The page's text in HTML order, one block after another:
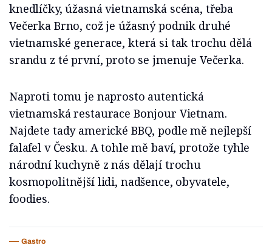
knedlíčky, úžasná vietnamská scéna, třeba
Večerka Brno, což je úžasný podnik druhé
vietnamské generace, která si tak trochu dělá
srandu z té první, proto se jmenuje Večerka.
Naproti tomu je naprosto autentická
vietnamská restaurace Bonjour Vietnam.
Najdete tady americké BBQ, podle mě nejlepší
falafel v Česku. A tohle mě baví, protože tyhle
národní kuchyně z nás dělají trochu
kosmopolitnější lidi, nadšence, obyvatele,
foodies.
Gastro